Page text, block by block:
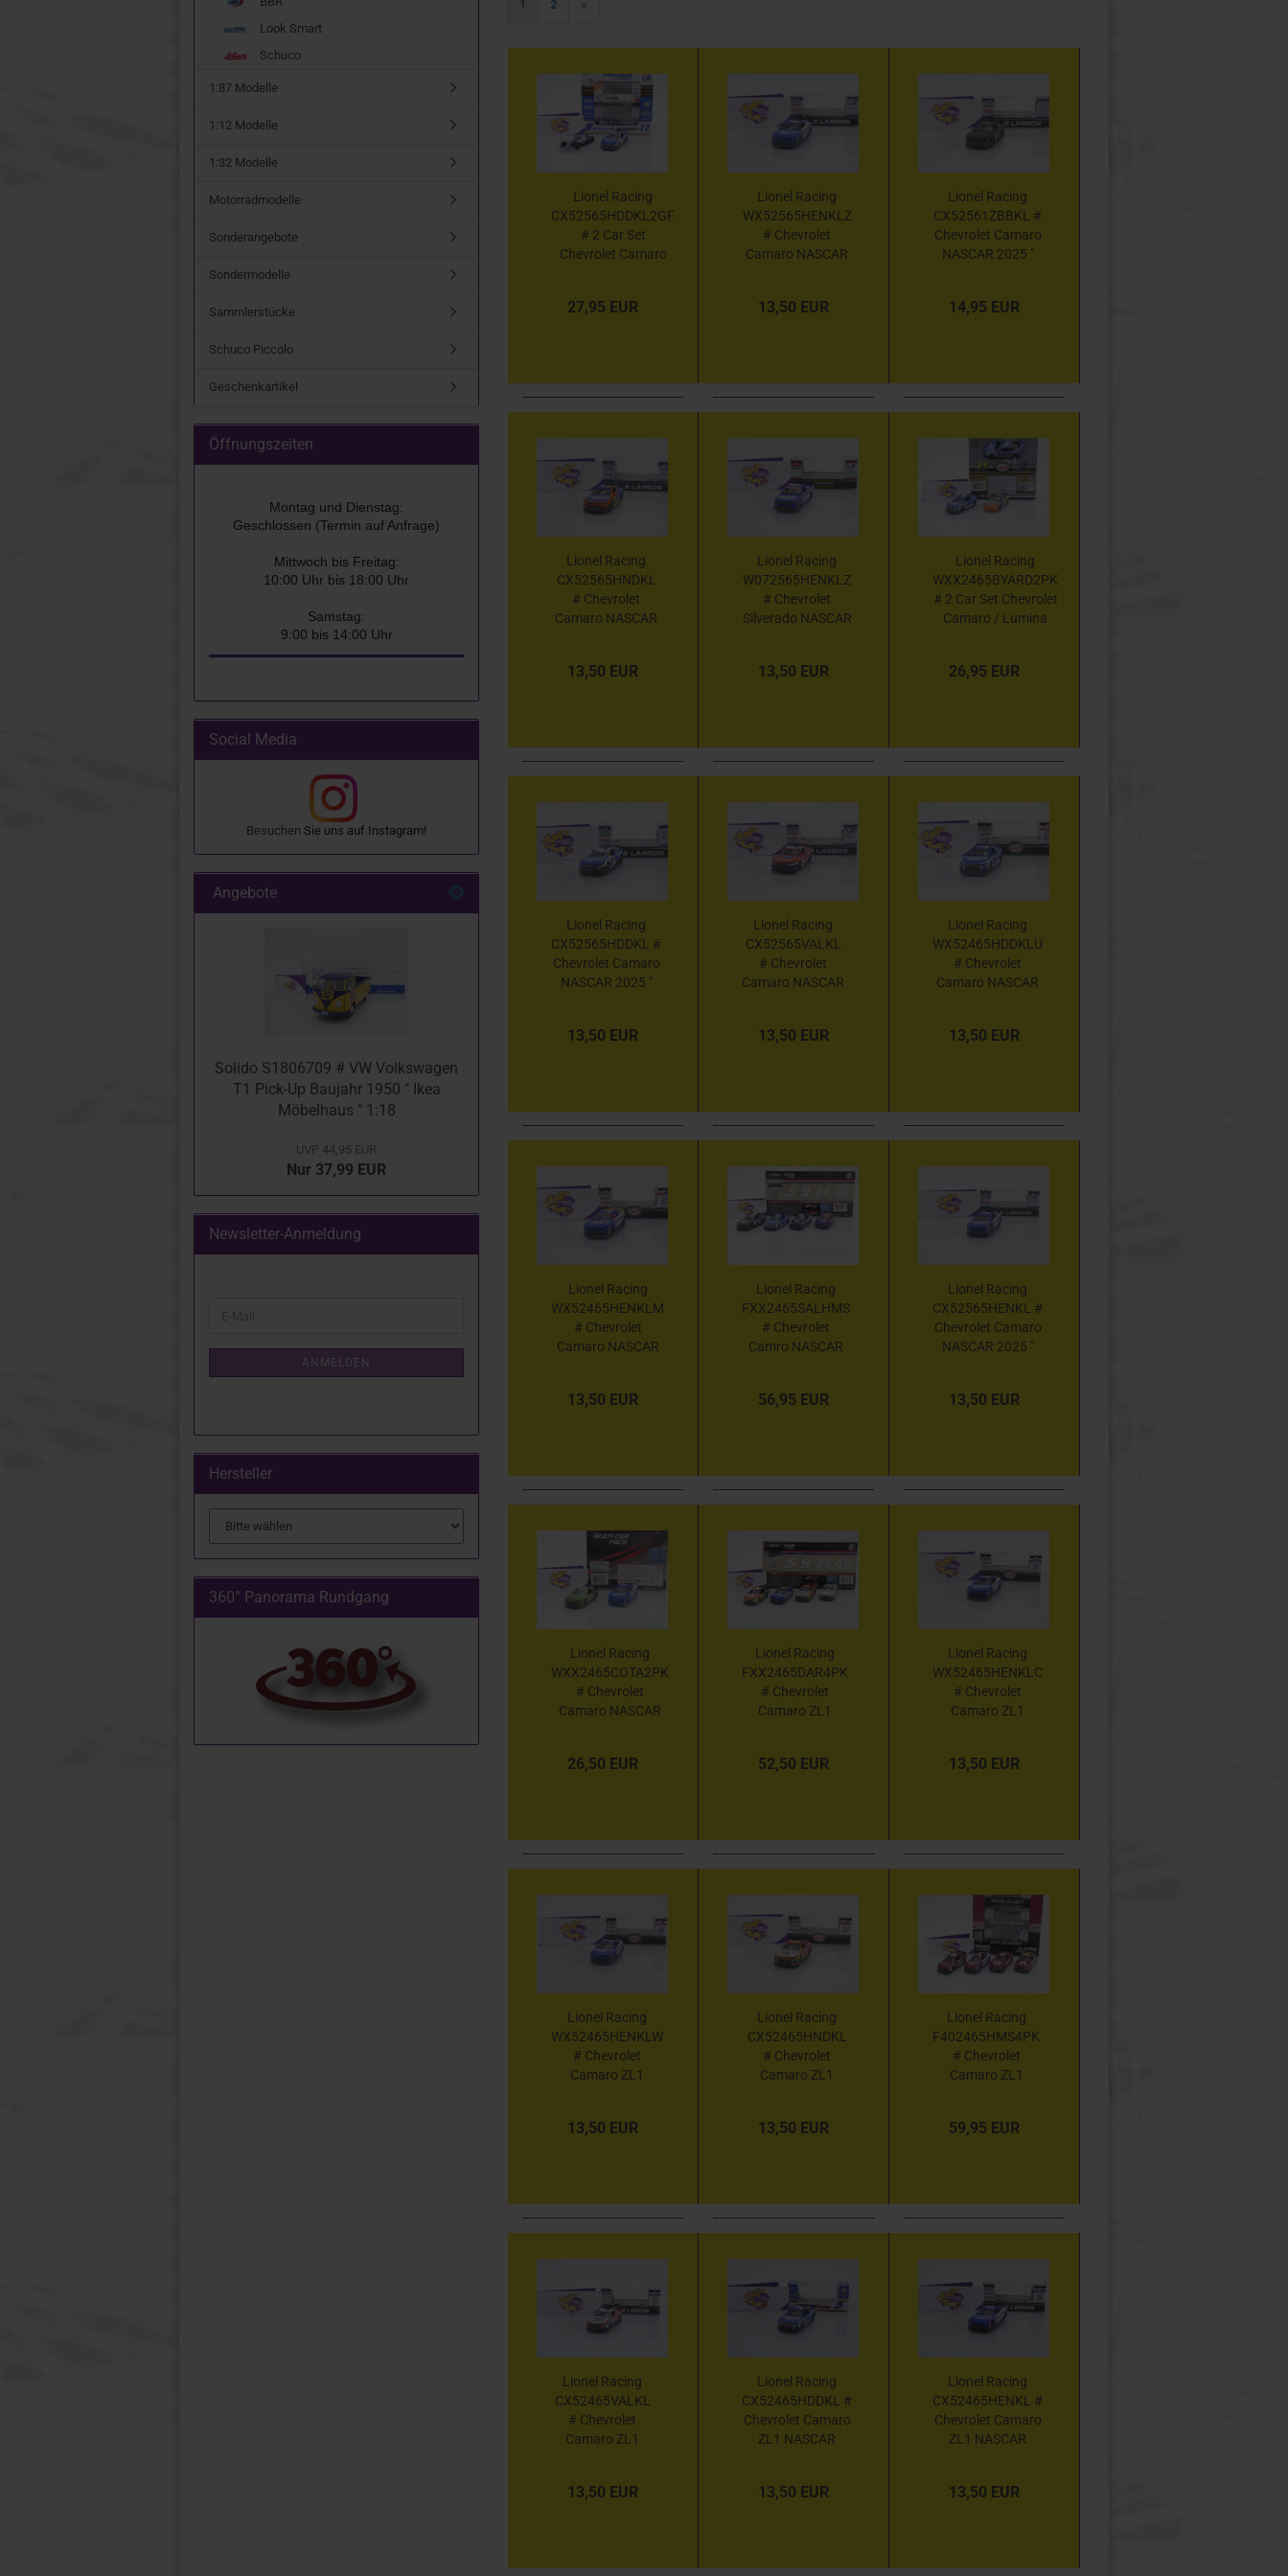
1 2 »
Lionel Racing
CX52565HDDKL2GF
# 2 Car Set
Chevrolet Camaro
HendrickCars.com
27,95 EUR
Lionel Racing
WX52565HENKLZ
# Chevrolet
Camaro NASCAR
HendrickCars.com
13,50 EUR
Lionel Racing
CX52561ZBBKL #
Chevrolet Camaro
NASCAR 2025 "
Zac Brown Band "
14,95 EUR
Lionel Racing
CX52565HNDKL
# Chevrolet
Camaro NASCAR
HendrickCars.com
13,50 EUR
Lionel Racing
W072565HENKLZ
# Chevrolet
Silverado NASCAR
HendrickCars.com
13,50 EUR
Lionel Racing
WXX2465BYARD2PK
# 2 Car Set Chevrolet
Camaro / Lumina
Jeff Gordon Indy Win
26,95 EUR
Lionel Racing
CX52565HDDKL #
Chevrolet Camaro
NASCAR 2025 "
H1100 " 1:64
13,50 EUR
Lionel Racing
CX52565VALKL
# Chevrolet
Camaro NASCAR
Valvoline " 1:64
13,50 EUR
Lionel Racing
WX52465HDDKLU
# Chevrolet
Camaro NASCAR
HendrickCars.com
13,50 EUR
Lionel Racing
WX52465HENKLM
# Chevrolet
Camaro NASCAR
HendrickCars.com
13,50 EUR
Lionel Racing
FXX2465SALHMS
# Chevrolet
Camro NASCAR
" 1:64
56,95 EUR
Lionel Racing
CX52565HENKL #
Chevrolet Camaro
NASCAR 2025 "
" 1:64
13,50 EUR
Lionel Racing
WXX2465COTA2PK
# Chevrolet
Camaro NASCAR
Set " 1:64
26,50 EUR
Lionel Racing
FXX2465DAR4PK
# Chevrolet
Camaro ZL1
Darlington
52,50 EUR
Lionel Racing
WX52465HENKLC
# Chevrolet
Camaro ZL1
HendrickCars.com
13,50 EUR
Lionel Racing
WX52465HENKLW
# Chevrolet
Camaro ZL1
HendrickCars.com
13,50 EUR
Lionel Racing
CX52465HNDKL
# Chevrolet
Camaro ZL1
HendrickCars.com
13,50 EUR
Lionel Racing
F402465HMS4PK
# Chevrolet
Camaro ZL1
Motorsports -
59,95 EUR
Lionel Racing
CX52465VALKL
# Chevrolet
Camaro ZL1
Valvoline Motor
13,50 EUR
Lionel Racing
CX52465HDDKL #
Chevrolet Camaro
ZL1 NASCAR
HendrickCars.com
13,50 EUR
Lionel Racing
CX52465HENKL #
Chevrolet Camaro
ZL1 NASCAR
HendrickCars.com
13,50 EUR
Look Smart
Schuco
1:87 Modelle
1:12 Modelle
1:32 Modelle
Motorradmodelle
Sonderangebote
Sondermodelle
Sammlerstücke
Schuco Piccolo
Geschenkartikel
Öffnungszeiten
Montag und Dienstag:
Geschlossen (Termin auf Anfrage)
Mittwoch bis Freitag:
10:00 Uhr bis 18:00 Uhr
Samstag:
9:00 bis 14:00 Uhr
Social Media
Besuchen Sie uns auf Instagram!
Angebote
Solido S1806709 # VW Volkswagen
T1 Pick-Up Baujahr 1950 " Ikea
Möbelhaus " 1:18
UVP 44,95 EUR
Nur 37,99 EUR
Newsletter-Anmeldung
ANMELDEN
Hersteller
360° Panorama Rundgang